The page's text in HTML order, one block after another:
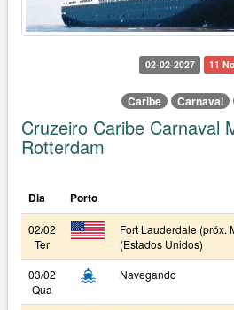
02-02-2027 11
Caribe Carnaval
Cruzeiro Caribe Carnaval
Rotterdam
Dia Porto
02/02
Ter
Fort Lauderdale (próx.
(Estados Unidos)
03/02
Qua
Navegando